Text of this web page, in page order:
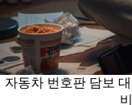
자동차 번호판 담보